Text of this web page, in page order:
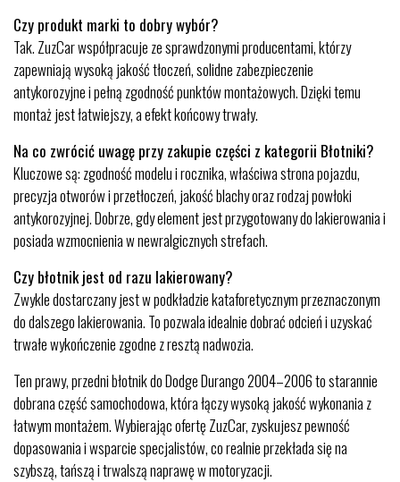
Czy produkt marki to dobry wybór?
Tak. ZuzCar współpracuje ze sprawdzonymi producentami, którzy
zapewniają wysoką jakość tłoczeń, solidne zabezpieczenie
antykorozyjne i pełną zgodność punktów montażowych. Dzięki temu
montaż jest łatwiejszy, a efekt końcowy trwały.
Na co zwrócić uwagę przy zakupie części z kategorii Błotniki?
Kluczowe są: zgodność modelu i rocznika, właściwa strona pojazdu,
precyzja otworów i przetłoczeń, jakość blachy oraz rodzaj powłoki
antykorozyjnej. Dobrze, gdy element jest przygotowany do lakierowania i
posiada wzmocnienia w newralgicznych strefach.
Czy błotnik jest od razu lakierowany?
Zwykle dostarczany jest w podkładzie kataforetycznym przeznaczonym
do dalszego lakierowania. To pozwala idealnie dobrać odcień i uzyskać
trwałe wykończenie zgodne z resztą nadwozia.
Ten prawy, przedni błotnik do Dodge Durango 2004–2006 to starannie
dobrana część samochodowa, która łączy wysoką jakość wykonania z
łatwym montażem. Wybierając ofertę ZuzCar, zyskujesz pewność
dopasowania i wsparcie specjalistów, co realnie przekłada się na
szybszą, tańszą i trwalszą naprawę w motoryzacji.